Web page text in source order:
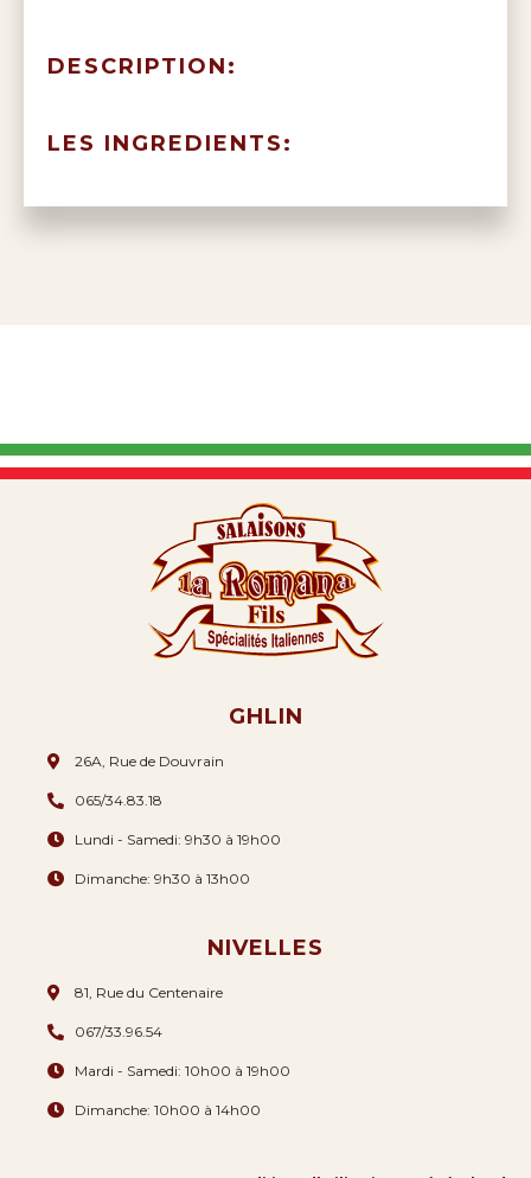
DESCRIPTION:
LES INGREDIENTS:
GHLIN
26A, Rue de Douvrain
065/34.83.18
Lundi - Samedi: 9h30 à 19h00
Dimanche: 9h30 à 13h00
NIVELLES
81, Rue du Centenaire
067/33.96.54
Mardi - Samedi: 10h00 à 19h00
Dimanche: 10h00 à 14h00